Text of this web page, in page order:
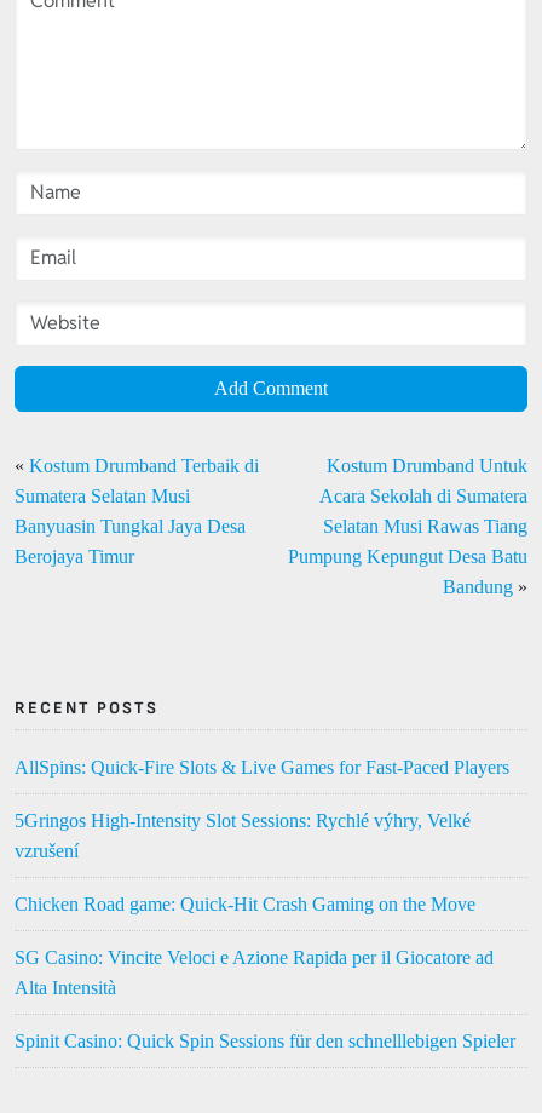
Add Comment
« Kostum Drumband Terbaik di
Sumatera Selatan Musi
Banyuasin Tungkal Jaya Desa
Berojaya Timur
Kostum Drumband Untuk
Acara Sekolah di Sumatera
Selatan Musi Rawas Tiang
Pumpung Kepungut Desa Batu
Bandung »
RECENT POSTS
AllSpins: Quick‑Fire Slots & Live Games for Fast‑Paced Players
5Gringos High‑Intensity Slot Sessions: Rychlé výhry, Velké
vzrušení
Chicken Road game: Quick‑Hit Crash Gaming on the Move
SG Casino: Vincite Veloci e Azione Rapida per il Giocatore ad
Alta Intensità
Spinit Casino: Quick Spin Sessions für den schnelllebigen Spieler